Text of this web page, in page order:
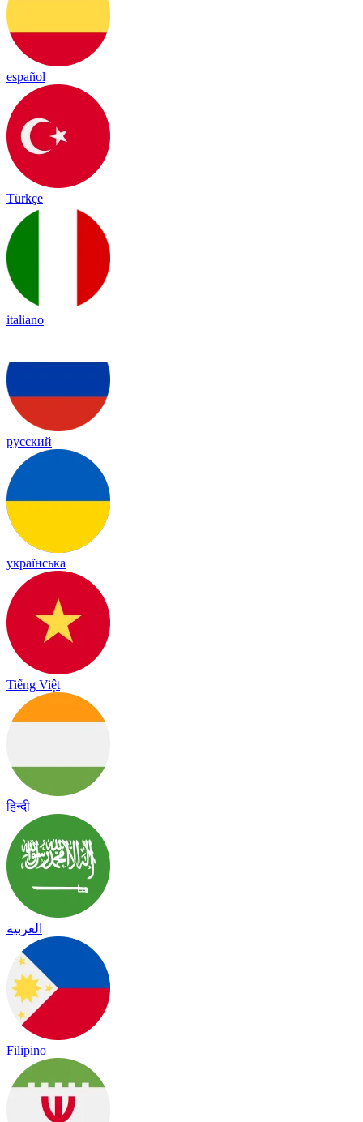
español
Türkçe
italiano
русский
українська
Tiếng Việt
हिन्दी
العربية
Filipino